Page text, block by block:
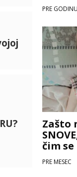
PRE GODINU
Zašto
čim se
PRE MESEC